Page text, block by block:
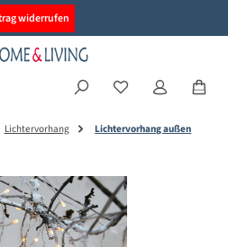
widerrufen
Lichtervorhang Lichtervorhang außen